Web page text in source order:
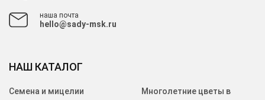
наша почта
hello@sady-msk.ru
НАШ КАТАЛОГ
Семена и мицелии
Многолетние цветы в